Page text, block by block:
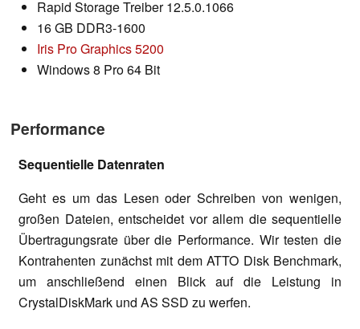
Rapid Storage Treiber 12.5.0.1066
16 GB DDR3-1600
Iris Pro Graphics 5200
Windows 8 Pro 64 Bit
Performance
Sequentielle Datenraten
Geht es um das Lesen oder Schreiben von wenigen,
großen Dateien, entscheidet vor allem die sequentielle
Übertragungsrate über die Performance. Wir testen die
Kontrahenten zunächst mit dem ATTO Disk Benchmark,
um anschließend einen Blick auf die Leistung in
CrystalDiskMark und AS SSD zu werfen.